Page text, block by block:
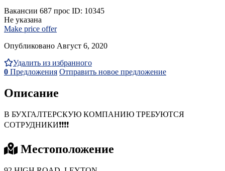
Вакансии 687 прос ID: 10345
Не указана
Make price offer
Опубликовано Август 6, 2020
Удалить из избранного
0 Предложения Отправить новое предложение
Описание
В БУХГАЛТЕРСКУЮ КОМПАНИЮ ТРЕБУЮТСЯ
СОТРУДНИКИ❗❗❗❗
Местоположение